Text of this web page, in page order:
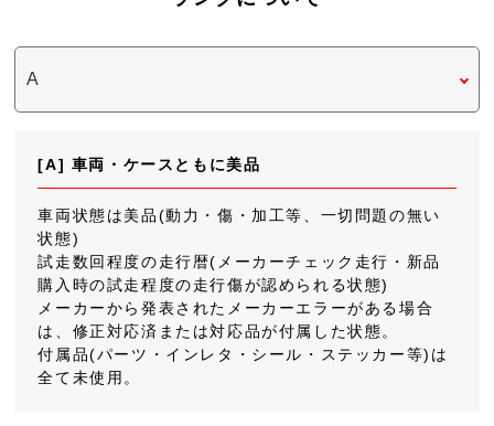
[A] 車両・ケースともに美品
車両状態は美品(動力・傷・加工等、一切問題の無い
状態)
試走数回程度の走行暦(メーカーチェック走行・新品
購入時の試走程度の走行傷が認められる状態)
メーカーから発表されたメーカーエラーがある場合
は、修正対応済または対応品が付属した状態。
付属品(パーツ・インレタ・シール・ステッカー等)は
全て未使用。